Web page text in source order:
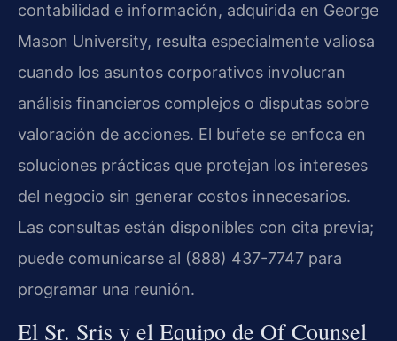
contabilidad e información, adquirida en George
Mason University, resulta especialmente valiosa
cuando los asuntos corporativos involucran
análisis financieros complejos o disputas sobre
valoración de acciones. El bufete se enfoca en
soluciones prácticas que protejan los intereses
del negocio sin generar costos innecesarios.
Las consultas están disponibles con cita previa;
puede comunicarse al (888) 437-7747 para
programar una reunión.
El Sr. Sris y el Equipo de Of Counsel